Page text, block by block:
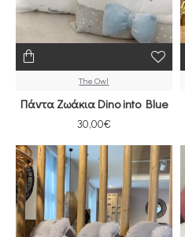
The Owl
Πάντα Ζωάκια Dino into Blue
30,00€